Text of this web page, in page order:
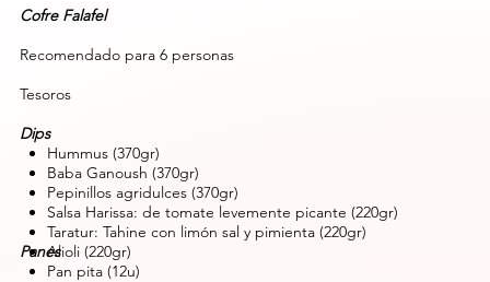
Cofre Falafel
Recomendado para 6 personas
Tesoros
Dips
Hummus (370gr)
Baba Ganoush (370gr)
Pepinillos agridulces (370gr)
Salsa Harissa: de tomate levemente picante (220gr)
Taratur: Tahine con limón sal y pimienta (220gr)
Alioli (220gr)
Panes
Pan pita (12u)